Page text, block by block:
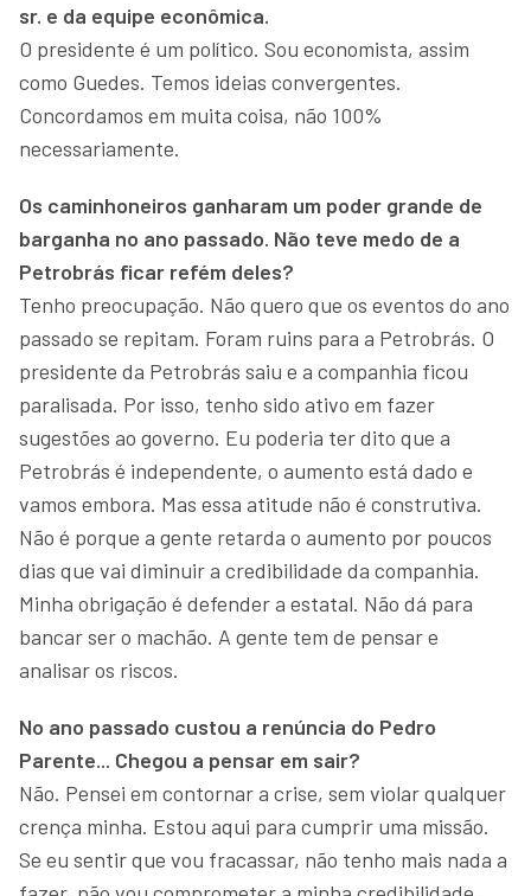
sr. e da equipe econômica.
O presidente é um político. Sou economista, assim
como Guedes. Temos ideias convergentes.
Concordamos em muita coisa, não 100%
necessariamente.
Os caminhoneiros ganharam um poder grande de
barganha no ano passado. Não teve medo de a
Petrobrás ficar refém deles?
Tenho preocupação. Não quero que os eventos do ano
passado se repitam. Foram ruins para a Petrobrás. O
presidente da Petrobrás saiu e a companhia ficou
paralisada. Por isso, tenho sido ativo em fazer
sugestões ao governo. Eu poderia ter dito que a
Petrobrás é independente, o aumento está dado e
vamos embora. Mas essa atitude não é construtiva.
Não é porque a gente retarda o aumento por poucos
dias que vai diminuir a credibilidade da companhia.
Minha obrigação é defender a estatal. Não dá para
bancar ser o machão. A gente tem de pensar e
analisar os riscos.
No ano passado custou a renúncia do Pedro
Parente... Chegou a pensar em sair?
Não. Pensei em contornar a crise, sem violar qualquer
crença minha. Estou aqui para cumprir uma missão.
Se eu sentir que vou fracassar, não tenho mais nada a